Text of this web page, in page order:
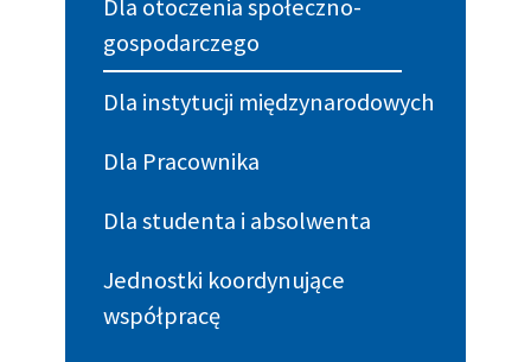
Dla otoczenia społeczno-
gospodarczego
Dla instytucji międzynarodowych
Dla Pracownika
Dla studenta i absolwenta
Jednostki koordynujące
współpracę